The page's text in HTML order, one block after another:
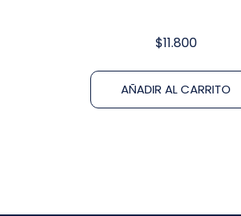
$11.800
AÑADIR AL CARRITO